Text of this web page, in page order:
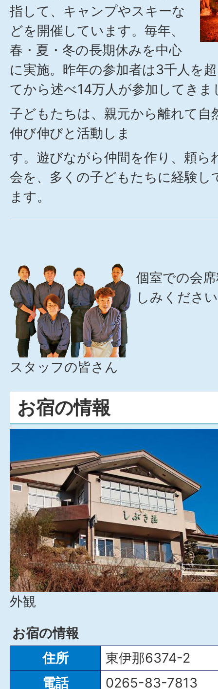
指して、キャンプやスキーな
どを開催しています。毎年、
春・夏・冬の長期休みを中心
に実施。昨年の参加者は3千人を
てから述べ14万人が参加してきま
子どもたちは、親元から離れて自
伸び伸びと活動しま
す。遊びながら仲間を作り、頼ら
会を、多くの子どもたちに経験し
ます。
スタッフの皆さん
個室での会
しみください
お宿の情報
外観
お宿の情報
住所
東伊那6374-2
電話
0265-83-7813